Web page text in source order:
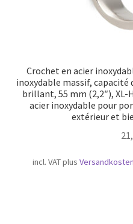
Crochet en acier
inoxydable massif, capacité
brillant, 55 mm (2,2″), XL-
acier inoxydable pour
extérieur et
incl. VATplusVersandkosten